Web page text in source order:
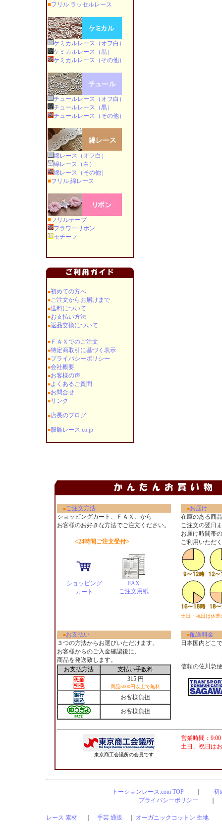
■フリル ラッセルレース
ケミカルレース（オフ白）
ケミカルレース（黒）
ケミカルレース（その他）
チュールレース（オフ白）
チュールレース（黒）
チュールレース（その他）
綿レース（オフ白）
綿レース（白）
綿レース（その他）
■フリル 綿レース
■フリルテープ
フラワーリボン
モチーフ
■初めての方へ
■ご注文からお届けまで
■送料について
■お支払い方法
■返品交換について
■ＦＡＸでのご注文
■特定商取引に基づく表示
■プライバシーポリシー
■会社概要
■お客様の声
■よくあるご質問
■お問合せ
■リンク
■店長のブログ
■服飾レース.co.jp
■ご注文方法 ■お届け
ショッピングカート、ＦＡＸ、から
お客様のお好きな方法でご注文ください。
<24時間ご注文受付>
ショッピング
カート
FAX
ご注文用紙
在庫のある商
ご注文の翌日
お届け時間帯
ご利用いただ
土日・祝日は休
■お支払い
３つの方法からお選びいただけます。
お客様からのご入金確認後に、
商品を発送致します。
お支払方法
支払い手数料
315 円
商品5000円以上で無料
お客様負担
お客様負担
■配送料金
日本国内どこ
信頼の佐川急
東京商工会議所の会員です
営業時間：
土日、祝日は
トーションレース.com TOP
初
プライバシーポリシー
レース 素材 手芸 通販 オーガニックコットン 生地